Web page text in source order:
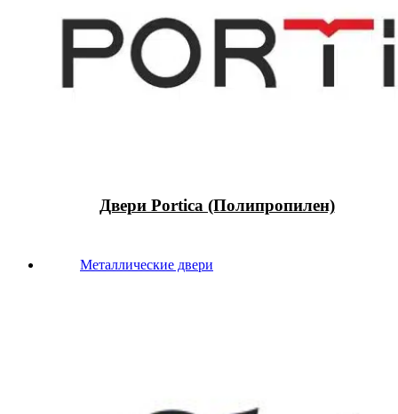
Двери Portica (Полипропилен)
Металлические двери